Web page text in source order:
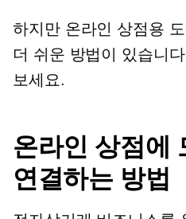
하지만 온라인 상점용
더 쉬운 방법이 있습니
보세요.
온라인 상점에
연결하는 방법